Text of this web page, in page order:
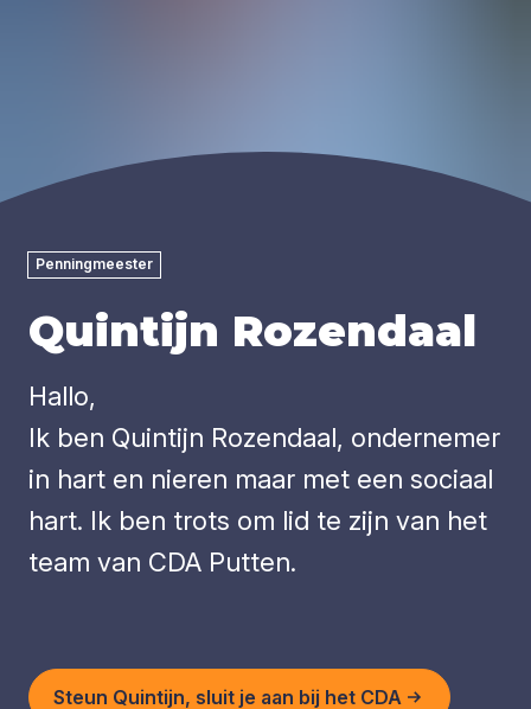
Penningmeester
Quintijn Rozendaal
Hallo,
Ik ben Quintijn Rozendaal, ondernemer
in hart en nieren maar met een sociaal
hart. Ik ben trots om lid te zijn van het
team van CDA Putten.
Steun Quintijn, sluit je aan bij het CDA